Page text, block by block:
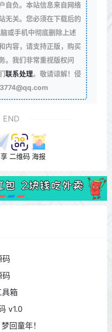
自负。本站信息来自网络
无关。您必须在下载后的
或手机中彻底删除上述
内容，请支持正版，购买
。我们非常重视版权问
联系处理。敬请谅解！侵
END
二维码 海报
码
码
具箱
v1.0
回童年！